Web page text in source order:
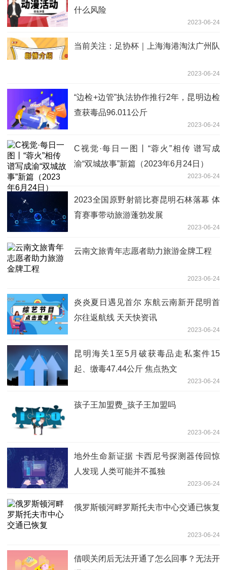
什么风险
2023-06-24
当前关注：足协杯｜上海海港淘汰广州队
2023-06-24
“边检+边管”执法协作推行2年，昆明边检
查获毒品96.011公斤
2023-06-24
C视觉·每日一图丨“蓉火”相传 谱写成
渝“双城故事”新篇（2023年6月24日）
2023-06-24
2023全国原野射箭比赛昆明石林落幕 体
育赛事带动旅游蓬勃发展
2023-06-24
云南文旅青年志愿者助力旅游金牌工程
2023-06-24
炎炎夏日遇见首尔 东航云南新开昆明首
尔往返航线 天天快资讯
2023-06-24
昆明海关1至5月破获毒品走私案件15
起、缴毒47.44公斤 焦点热文
2023-06-24
孩子王加盟费_孩子王加盟吗
2023-06-24
地外生命新证据 卡西尼号探测器传回惊
人发现 人类可能并不孤独
2023-06-24
俄罗斯顿河畔罗斯托夫市中心交通已恢复
2023-06-24
借呗关闭后无法开通了怎么回事？无法开